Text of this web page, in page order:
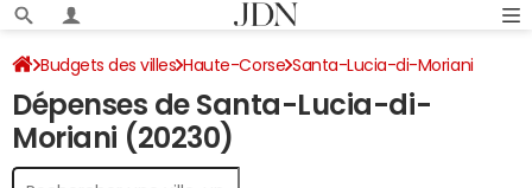
Budgets des villes Haute-Corse Santa-Lucia-di-Moriani
Dépenses 2024
Dépenses de Santa-Lucia-di-
Moriani (20230)